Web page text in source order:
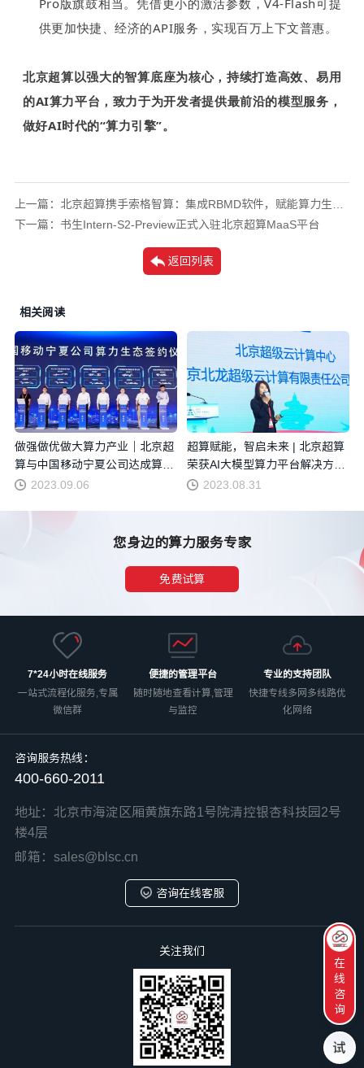
供更加快捷、经济的API服务，实现百万上下文普惠。
北京超算以强大的智算底座为核心，持续打造高效、易用
的AI算力平台，致力于为开发者提供最前沿的模型服务，
做好AI时代的“算力引擎”。
上一篇： 北京超算携手索格智算：集成RBMD软件，赋能算力生态共荣
下一篇： 书生Intern-S2-Preview正式入驻北京超算MaaS平台
返回列表
相关阅读
做强做优做大算力产业｜北京超
算与中国移动宁夏公司达成算力
生态合作
2023.09.06
超算赋能，智启未来 | 北京超算
荣获AI大模型算力平台解决方案
奖 2023.08.31
您身边的算力服务专家
免费试算
7*24小时在线服务
一站式流程化服务,专属
微信群
便捷的管理平台
随时随地查看计算,管理
与监控
专业的支持团队
快捷专线多网多线路优
化网络
咨询服务热线：
400-660-2011
地址：北京市海淀区厢黄旗东路1号院清控银杏科技园2号
楼4层
邮箱：sales@blsc.cn
咨询在线客服
关注我们
在
线
咨
询